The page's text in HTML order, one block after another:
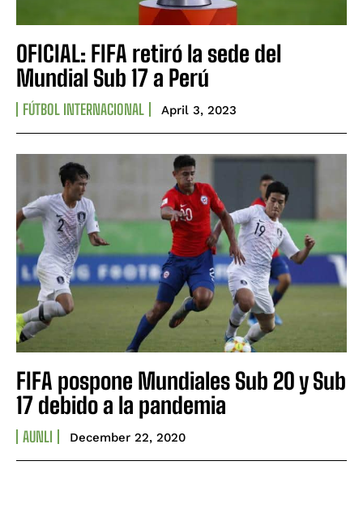
OFICIAL: FIFA retiró la sede del
Mundial Sub 17 a Perú
FÚTBOL INTERNACIONAL April 3, 2023
FIFA pospone Mundiales Sub 20 y Sub
17 debido a la pandemia
AUNLI December 22, 2020